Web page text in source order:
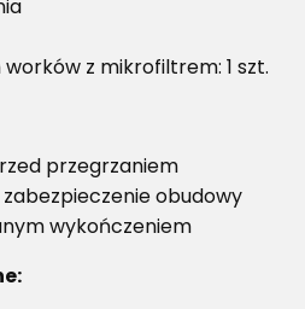
z mikrofiltrem: 1 szt.
przegrzaniem
zabezpieczenie obudowy
wykończeniem